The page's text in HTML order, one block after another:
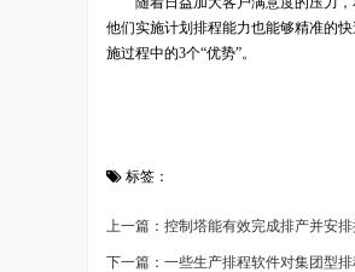
他们实施计划排程能力也能够精准的
施过程中的3个“优势”。
标签：
上一篇：控制塔能有效完成排产并安排
下一篇：一些生产排程软件对集团型